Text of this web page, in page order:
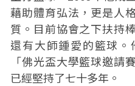
藉助體育弘法，更是人
質。目前協會之下扶持
還有大師鍾愛的籃球
「佛光盃大學籃球邀請
已經堅持了七十多年。